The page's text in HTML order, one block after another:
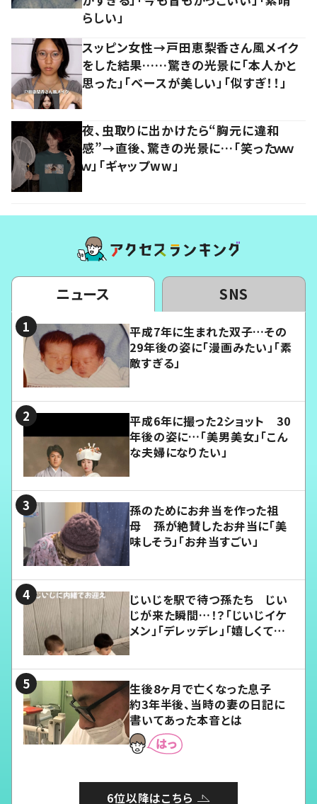
らしい」
スッピン女性→戸田恵梨香さん風メイク
をした結果……驚きの光景に「本人かと
思った」「ベースが美しい」「似すぎ！！」
夜、虫取りに出かけたら“胸元に違和
感”→直後、驚きの光景に…「笑ったｗｗ
ｗ」「ギャップww」
ニュース SNS
平成7年に生まれた双子…その
29年後の姿に「漫画みたい」「素
敵すぎる」
平成6年に撮った2ショット 30
年後の姿に…「美男美女」「こん
な夫婦になりたい」
孫のためにお弁当を作った祖
母 孫が絶賛したお弁当に「美
味しそう」「お弁当すごい」
じいじを駅で待つ孫たち じい
じが来た瞬間…！？「じいじイケ
メン」「デレッデレ」「嬉しくて可
生後8ヶ月で亡くなった息子
約3年半後、当時の妻の日記に
書いてあった本音とは
6位以降はこちら